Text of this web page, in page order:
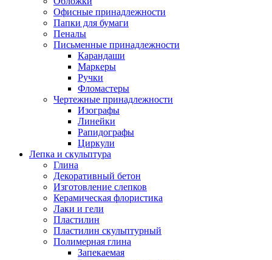
Офисные принадлежности
Папки для бумаги
Пеналы
Письменные принадлежности
Карандаши
Маркеры
Ручки
Фломастеры
Чертежные принадлежности
Изографы
Линейки
Рапидографы
Циркули
Лепка и скульптура
Глина
Декоративный бетон
Изготовление слепков
Керамическая флористика
Лаки и гели
Пластилин
Пластилин скульптурный
Полимерная глина
Запекаемая